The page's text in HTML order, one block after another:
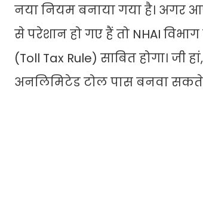
नया नियम बनाया गया है। अगर
से परेशान हो गए हैं तो NHAI
(Toll Tax Rule) साबित होगा।
अनलिमिटेड टोल पास बनवा